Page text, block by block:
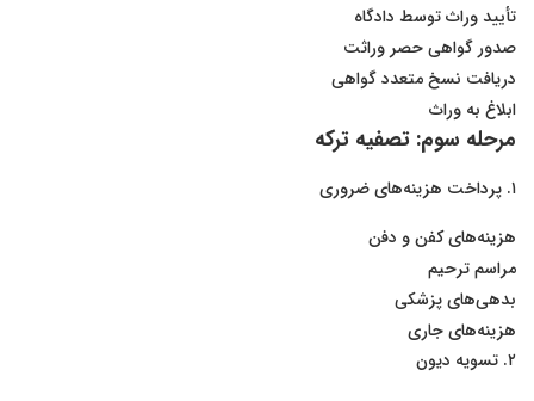
تأیید وراث توسط دادگاه
صدور گواهی حصر وراثت
دریافت نسخ متعدد گواهی
ابلاغ به وراث
مرحله سوم: تصفیه ترکه
۱. پرداخت هزینه‌های ضروری
هزینه‌های کفن و دفن
مراسم ترحیم
بدهی‌های پزشکی
هزینه‌های جاری
۲. تسویه دیون